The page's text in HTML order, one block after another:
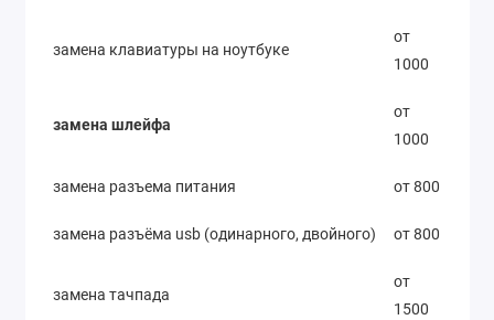
замена клавиатуры на ноутбуке
от
1000
замена шлейфа
от
1000
замена разъема питания от 800
замена разъёма usb (одинарного, двойного) от 800
замена тачпада
от
1500